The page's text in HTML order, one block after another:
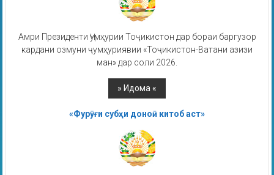
Амри Президенти Ҷумҳурии Тоҷикистон дар бораи баргузор
кардани озмуни ҷумҳуриявии «Тоҷикистон-Ватани азизи
ман» дар соли 2026.
«Фурӯғи субҳи доноӣ китоб аст»